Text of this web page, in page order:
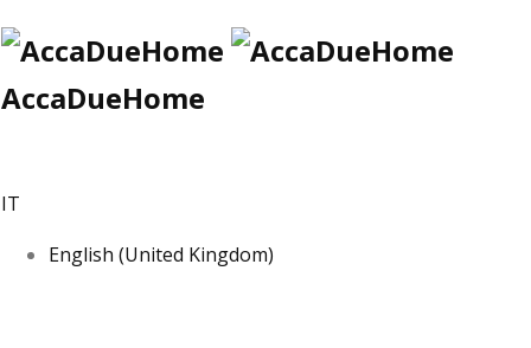
AccaDueHome
IT
English (United Kingdom)